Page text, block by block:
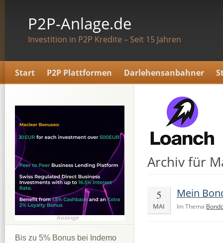
P2P-Anlage.de
Investition in P2P Kredite – Seit 15 Jahren
Start P2P Plattformen Darlehensanbahner
Archiv für
5
MAI
Mein
Im Thema
Bis zu 5% Bonus bei Indemo